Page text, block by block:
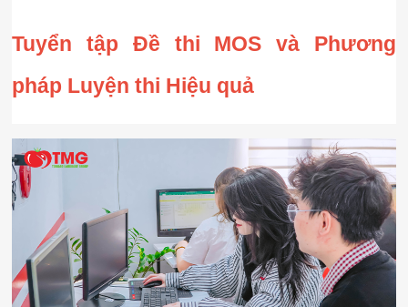
Tuyển tập Đề thi MOS và Phương
pháp Luyện thi Hiệu quả